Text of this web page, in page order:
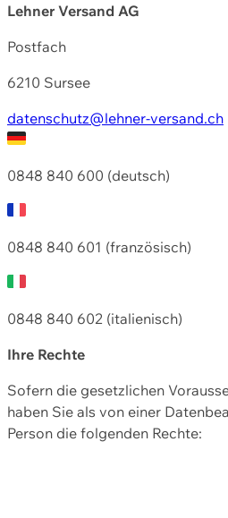
Lehner Versand AG
Postfach
6210 Sursee
datenschutz@lehner-versand.ch
0848 840 600 (deutsch)
0848 840 601 (französisch)
0848 840 602 (italienisch)
Ihre Rechte
Sofern die gesetzlichen
haben Sie als von einer
Person die folgenden Rechte: